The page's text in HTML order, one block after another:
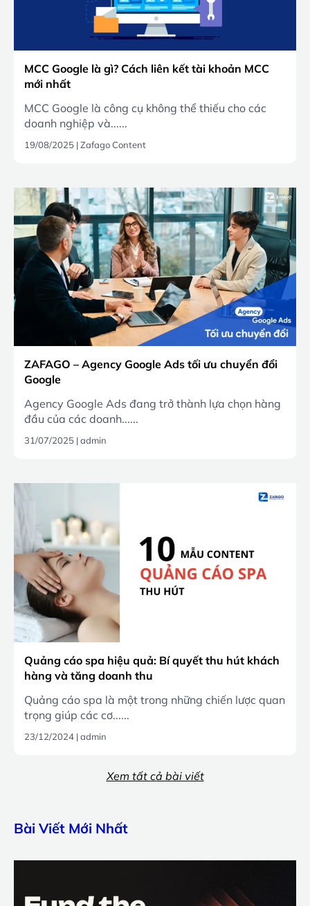
MCC Google là gì? Cách liên kết tài khoản MCC
mới nhất
MCC Google là công cụ không thể thiếu cho các
doanh nghiệp và......
19/08/2025 |Zafago Content
ZAFAGO – Agency Google Ads tối ưu chuyển đổi
Google
Agency Google Ads đang trở thành lựa chọn hàng
đầu của các doanh......
31/07/2025 |admin
Quảng cáo spa hiệu quả: Bí quyết thu hút khách
hàng và tăng doanh thu
Quảng cáo spa là một trong những chiến lược quan
trọng giúp các cơ......
23/12/2024 |admin
Xem tất cả bài viết
Bài Viết Mới Nhất